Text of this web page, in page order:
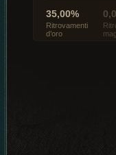
35,00%
Ritrovamenti
d’oro